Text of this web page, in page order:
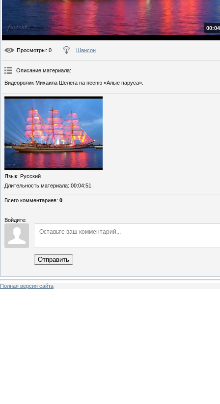
Просмотры: 0 Шансон
Описание материала:
Видеоролик Михаила Шелега на песню «Алые паруса».
Язык: Русский
Длительность материала: 00:04:51
Всего комментариев: 0
Войдите:
Отправить
Полная версия сайта